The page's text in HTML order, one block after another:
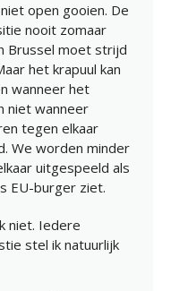
open gooien. De
nooit zomaar
Brussel moet strijd
het krapuul kan
wanneer het
niet wanneer
tegen elkaar
We worden minder
uitgespeeld als
EU-burger ziet.
niet. Iedere
stel ik natuurlijk